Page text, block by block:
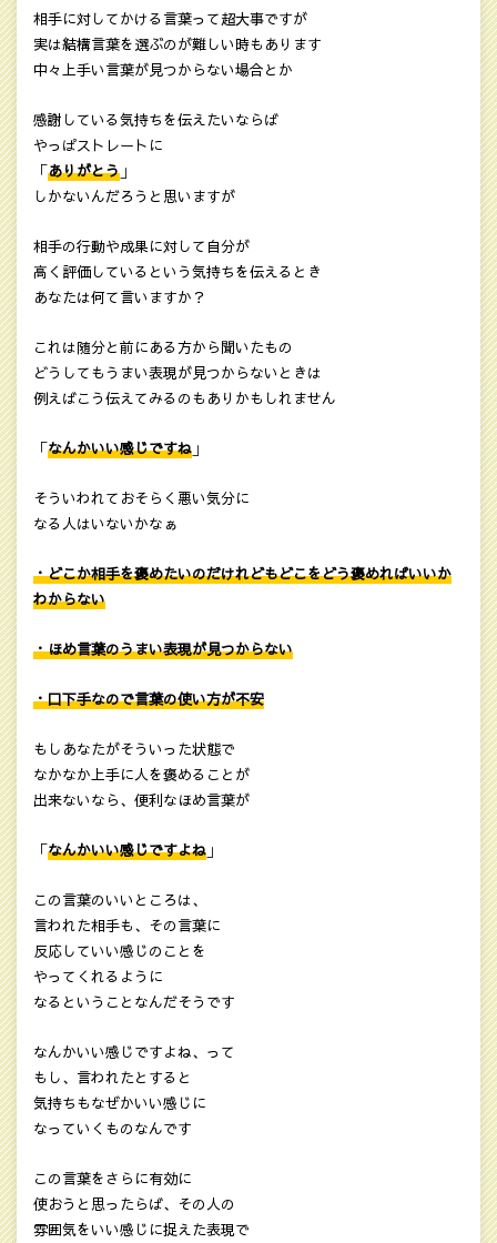
相手に対してかける言葉って超大事ですが
実は結構言葉を選ぶのが難しい時もあります
中々上手い言葉が見つからない場合とか
感謝している気持ちを伝えたいならば
やっぱストレートに
「ありがとう 」
しかないんだろうと思いますが
相手の行動や成果に対して自分が
高く評価しているという気持ちを伝えるとき
あなたは何て言いますか？
これは随分と前にある方から聞いたもの
どうしてもうまい表現が見つからないときは
例えばこう伝えてみるのもありかもしれません
「なんかいい感じですね 」
そういわれておそらく悪い気分に
なる人はいないかなぁ
・どこか相手を褒めたいのだけれどもどこをどう褒めればいいか
わからない
・ほめ言葉のうまい表現が見つからない
・口下手なので言葉の使い方が不安
もしあなたがそういった状態で
なかなか上手に人を褒めることが
出来ないなら、便利なほめ言葉が
「なんかいい感じですよね 」
この言葉のいいところは、
言われた相手も、その言葉に
反応していい感じのことを
やってくれるように
なるということなんだそうです
なんかいい感じですよね、って
もし、言われたとすると
気持ちもなぜかいい感じに
なっていくものなんです
この言葉をさらに有効に
使おうと思ったらば、その人の
雰囲気をいい感じに捉えた表現で